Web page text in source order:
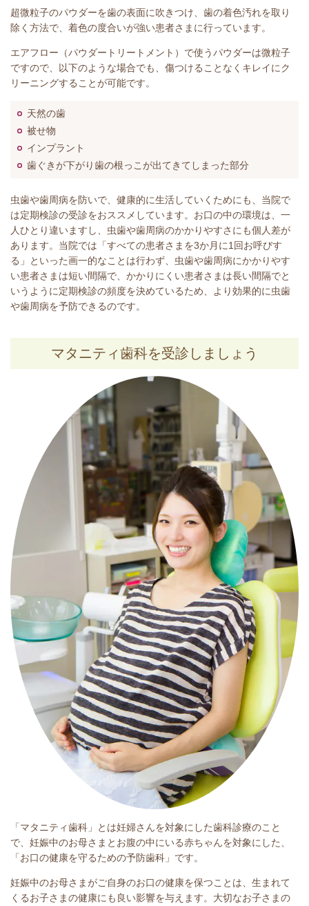
超微粒子のパウダーを歯の表面に吹きつけ、歯の着色汚れを取り
除く方法で、着色の度合いが強い患者さまに行っています。
エアフロー（パウダートリートメント）で使うパウダーは微粒子
ですので、以下のような場合でも、傷つけることなくキレイにク
リーニングすることが可能です。
天然の歯
被せ物
インプラント
歯ぐきが下がり歯の根っこが出てきてしまった部分
虫歯や歯周病を防いで、健康的に生活していくためにも、当院で
は定期検診の受診をおススメしています。お口の中の環境は、一
人ひとり違いますし、虫歯や歯周病のかかりやすさにも個人差が
あります。当院では「すべての患者さまを3か月に1回お呼びす
る」といった画一的なことは行わず、虫歯や歯周病にかかりやす
い患者さまは短い間隔で、かかりにくい患者さまは長い間隔でと
いうように定期検診の頻度を決めているため、より効果的に虫歯
や歯周病を予防できるのです。
マタニティ歯科を受診しましょう
「マタニティ歯科」とは妊婦さんを対象にした歯科診療のこと
で、妊娠中のお母さまとお腹の中にいる赤ちゃんを対象にした、
「お口の健康を守るための予防歯科」です。
妊娠中のお母さまがご自身のお口の健康を保つことは、生まれて
くるお子さまの健康にも良い影響を与えます。大切なお子さまの